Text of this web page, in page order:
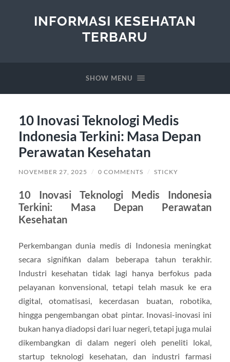
INFORMASI KESEHATAN
TERBARU
SHOW MENU
10 Inovasi Teknologi Medis
Indonesia Terkini: Masa Depan
Perawatan Kesehatan
NOVEMBER 27, 2025 / 0 COMMENTS / STICKY
10 Inovasi Teknologi Medis Indonesia
Terkini: Masa Depan Perawatan
Kesehatan
Perkembangan dunia medis di Indonesia meningkat
secara signifikan dalam beberapa tahun terakhir.
Industri kesehatan tidak lagi hanya berfokus pada
pelayanan konvensional, tetapi telah masuk ke era
digital, otomatisasi, kecerdasan buatan, robotika,
hingga pengembangan obat pintar. Inovasi-inovasi ini
bukan hanya diadopsi dari luar negeri, tetapi juga mulai
dikembangkan di dalam negeri oleh peneliti lokal,
startup teknologi kesehatan, dan industri farmasi